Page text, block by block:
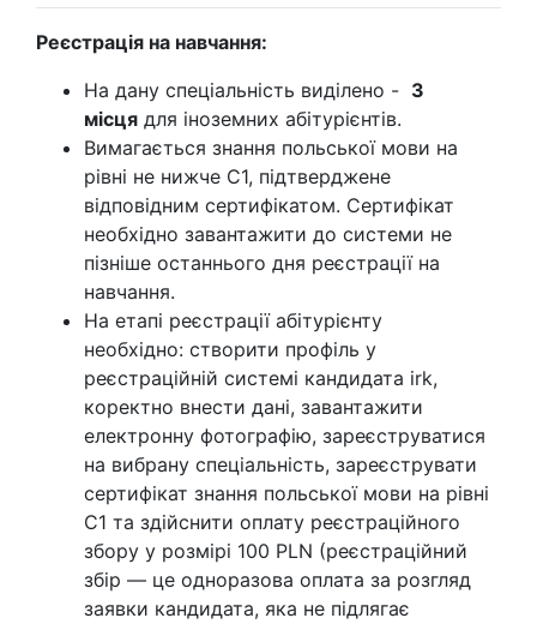
Реєстрація на навчання:
На дану спеціальність виділено - 3
місця для іноземних абітурієнтів.
Вимагається знання польської мови на
рівні не нижче C1, підтверджене
відповідним сертифікатом. Сертифікат
необхідно завантажити до системи не
пізніше останнього дня реєстрації на
навчання.
На етапі реєстрації абітурієнту
необхідно: створити профіль у
реєстраційній системі кандидата irk,
коректно внести дані, завантажити
електронну фотографію, зареєструватися
на вибрану спеціальність, зареєструвати
сертифікат знання польської мови на рівні
С1 та здійснити оплату реєстраційного
збору у розмірі 100 PLN (реєстраційний
збір — це одноразова оплата за розгляд
заявки кандидата, яка не підлягає